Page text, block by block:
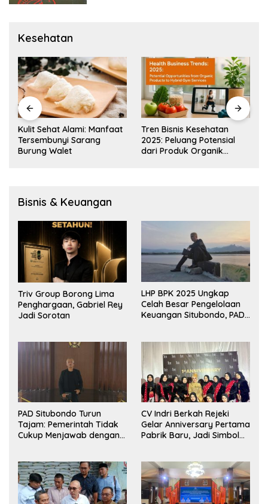
Kesehatan
Kulit Sehat Alami: Manfaat
Tersembunyi Sarang
Burung Walet
Tren Bisnis Kesehatan
2025: Peluang Potensial
dari Produk Organik
Bisnis & Keuangan
Triv Group Borong Lima
Penghargaan, Gabriel Rey
Jadi Sorotan
LHP BPK 2025 Ungkap
Celah Besar Pengelolaan
Keuangan Situbondo, PAD
PAD Situbondo Turun
Tajam: Pemerintah Tidak
Cukup Menjawab dengan
Akuntabilitas.
CV Indri Berkah Rejeki
Gelar Anniversary Pertama
Pabrik Baru, Jadi Simbol
Jatim